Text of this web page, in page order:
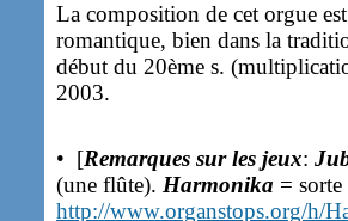
La composition de cet orgue
romantique, bien dans la
début du 20ème s.
2003.
• [Remarques sur les jeux:
(une flûte). Harmonika = sorte
http://www.organstops.org/h/